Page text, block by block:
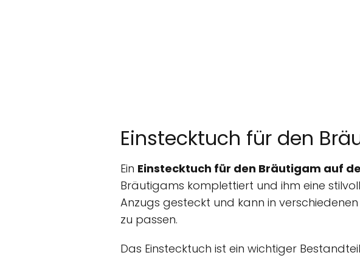
Einstecktuch für den
Ein Einstecktuch für den Bräutigam auf
Bräutigams komplettiert und ihm eine
Anzugs gesteckt und kann in
zu passen.
Das Einstecktuch ist ein wichtiger